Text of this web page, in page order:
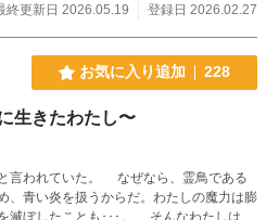
終更新日 2026.05.19
登録日 2026.02.27
お気に入り追加 228
生きたわたし〜
言われていた。 なぜなら、霊鳥である
、青い炎を扱うからだ。わたしの魔力は膨
とも･･･。 そんなわたしは